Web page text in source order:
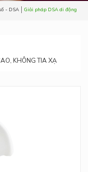
- DSA Giải pháp DSA di động
KHÔNG TIA XẠ